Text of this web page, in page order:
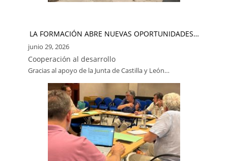
LA FORMACIÓN ABRE NUEVAS OPORTUNIDADES…
junio 29, 2026
Cooperación al desarrollo
Gracias al apoyo de la Junta de Castilla y León…